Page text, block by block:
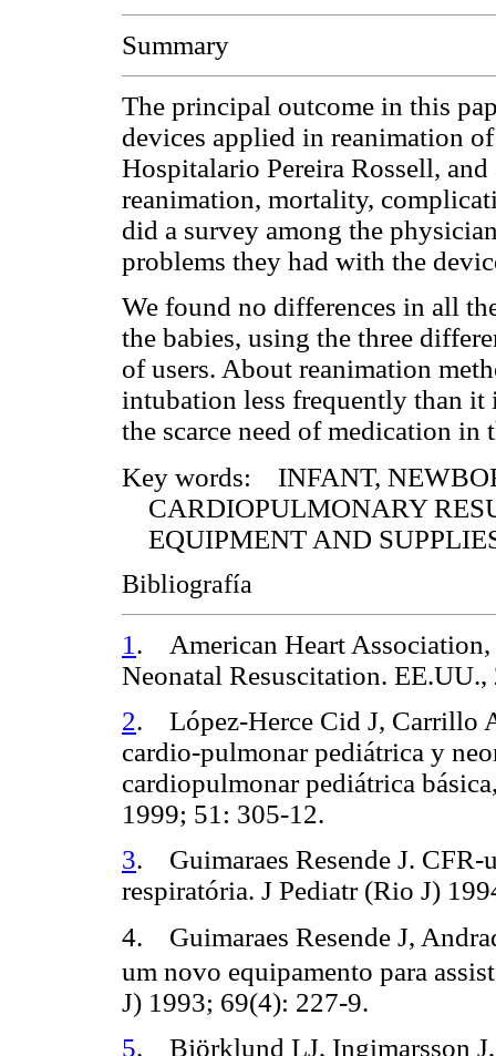
Summary
The principal outcome in this
devices applied in reanimation
Hospitalario Pereira Rossell,
reanimation, mortality,
did a survey among the
problems they had with the
We found no differences in all
the babies, using the three
of users. About reanimation
intubation less frequently than it
the scarce need of medication in
Key words: INFANT,
CARDIOPULMONARY
EQUIPMENT AND
Bibliografía
1 . American Heart Association,
Neonatal Resuscitation. EE.UU.,
2. López-Herce Cid J, Carrillo
cardio-pulmonar pediátrica y
cardiopulmonar pediátrica
1999; 51: 305-12.
3. Guimaraes Resende J. CFR-
respiratória. J Pediatr (Rio J)
4. Guimaraes Resende J,
um novo equipamento para
J) 1993; 69(4): 227-9.
5. Björklund LJ, Ingimarsson